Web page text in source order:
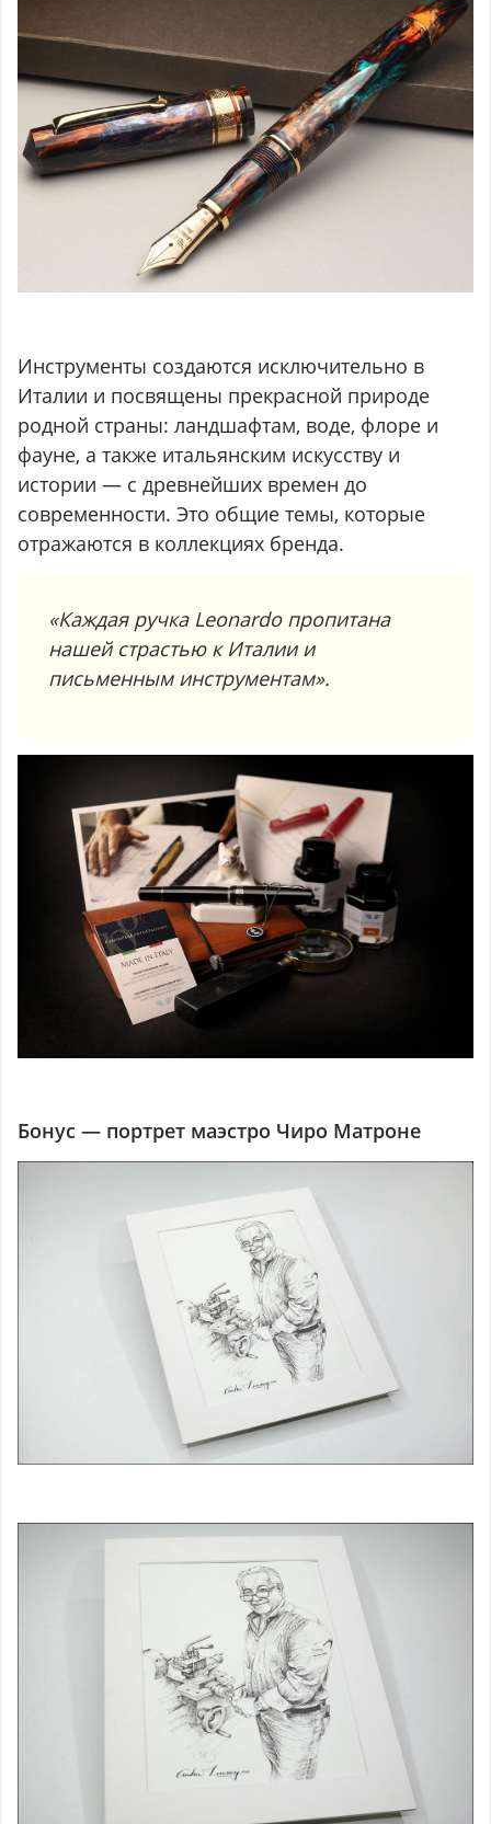
Инструменты создаются исключительно в
Италии и посвящены прекрасной природе
родной страны: ландшафтам, воде, флоре и
фауне, а также итальянским искусству и
истории — с древнейших времен до
современности. Это общие темы, которые
отражаются в коллекциях бренда.
«Каждая ручка Leonardo пропитана
нашей страстью к Италии и
письменным инструментам».
Бонус — портрет маэстро Чиро Матроне